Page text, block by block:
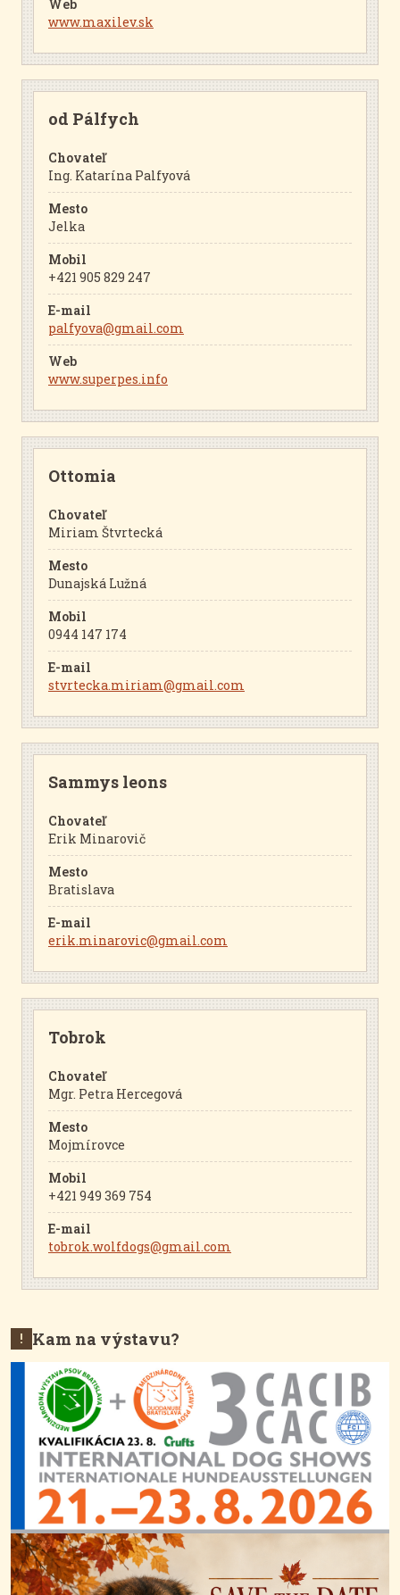
Web
www.maxilev.sk
od Pálfych
Chovateľ
Ing. Katarína Palfyová
Mesto
Jelka
Mobil
+421 905 829 247
E-mail
palfyova@gmail.com
Web
www.superpes.info
Ottomia
Chovateľ
Miriam Štvrtecká
Mesto
Dunajská Lužná
Mobil
0944 147 174
E-mail
stvrtecka.miriam@gmail.com
Sammys leons
Chovateľ
Erik Minarovič
Mesto
Bratislava
E-mail
erik.minarovic@gmail.com
Tobrok
Chovateľ
Mgr. Petra Hercegová
Mesto
Mojmírovce
Mobil
+421 949 369 754
E-mail
tobrok.wolfdogs@gmail.com
! Kam na výstavu?